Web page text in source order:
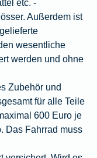
etc. -
Außerdem ist
wesentliche
werden und ohne
Zubehör und
für alle Teile
600 Euro je
Das Fahrrad muss